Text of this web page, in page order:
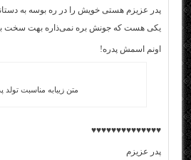
پدر عزیزم هستی خویش را در ره بوسه به
یکی هست که جونش بره نمی‌ذاره بهت سخت
اونم اسمش پدره!
متن زیبابه مناسبت تولد
♥♥♥♥♥♥♥♥♥♥♥♥♥♥
پدر عزیزم